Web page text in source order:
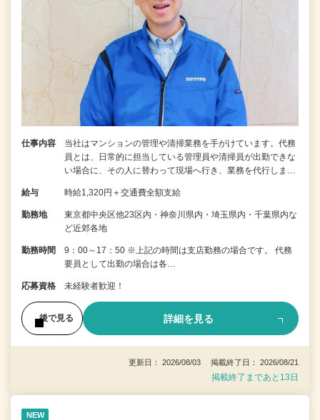
仕事内容
当社はマンションの管理や清掃業務を手がけています。代務
員とは、日常的に担当している管理員や清掃員が出勤できな
い場合に、その人に替わって現場へ行き、業務を代行しま…
給与 時給1,320円＋交通費全額支給
勤務地
東京都中央区他23区内・神奈川県内・埼玉県内・千葉県内な
ど近郊各地
勤務時間
9：00～17：50 ※上記の時間は支店勤務の場合です。 代務
要員として出勤の場合は各…
応募資格 未経験者歓迎！
後で見る 詳細を見る
更新日： 2026/08/03 掲載終了日： 2026/08/21
掲載終了まであと13日
NEW